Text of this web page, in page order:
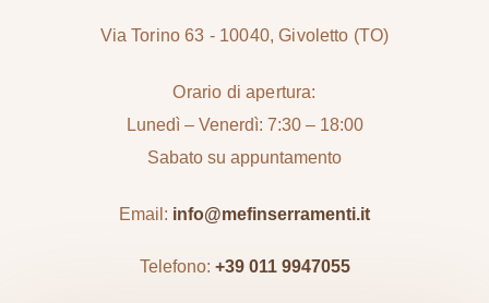
Via Torino 63 - 10040, Givoletto (TO)
Orario di apertura:
Lunedì – Venerdì: 7:30 – 18:00
Sabato su appuntamento
Email: info@mefinserramenti.it
Telefono: +39 011 9947055